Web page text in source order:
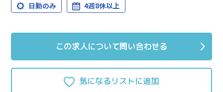
日勤のみ 4週8休以上
この求人について問い合わせる